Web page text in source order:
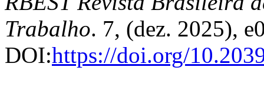
Trabalho. 7, (dez. 2025),
DOI:https://doi.org/